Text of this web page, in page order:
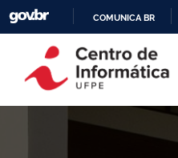
COMUNICA BR